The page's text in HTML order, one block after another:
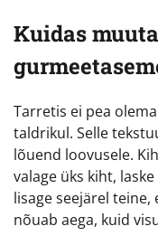
Kuidas
Tarretis ei pea
taldrikul. Selle
lõuend loovusele.
valage üks kiht,
lisage seejärel teine,
nõuab aega, kuid